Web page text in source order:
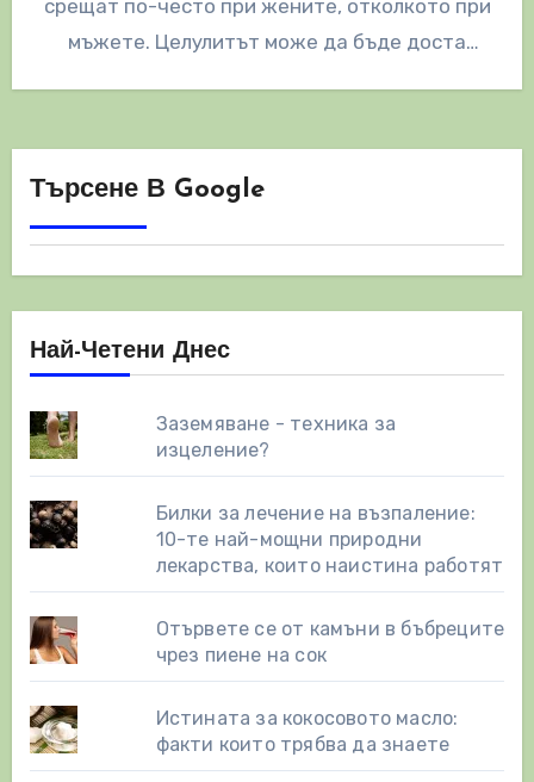
срещат по-често при жените, отколкото при
мъжете. Целулитът може да бъде доста
Търсене В Google
Най-Четени Днес
Заземяване - техника за
изцеление?
Билки за лечение на възпаление:
10-те най-мощни природни
лекарства, които наистина работят
Отървете се от камъни в бъбреците
чрез пиене на сок
Истината за кокосовото масло:
факти които трябва да знаете